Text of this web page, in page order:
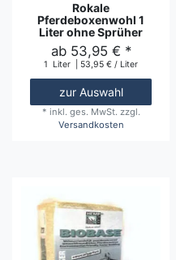
Rokale
Pferdeboxenwohl 1
Liter ohne Sprüher
ab 53,95 € *
1 Liter | 53,95 € / Liter
zur Auswahl
* inkl. ges. MwSt. zzgl.
Versandkosten